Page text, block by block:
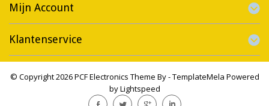
Mijn Account
Klantenservice
© Copyright 2026 PCF Electronics Theme By -TemplateMela Powered
byLightspeed